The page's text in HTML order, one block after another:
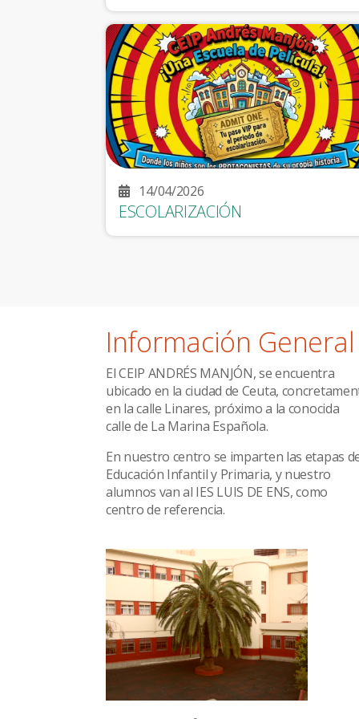
14/04/2026
ESCOLARIZACIÓN
Información General
El CEIP ANDRÉS MANJÓN, se encuentra
ubicado en la ciudad de Ceuta,
en la calle Linares, próximo a la conocida
calle de La Marina Española.
En nuestro centro se imparten las etapas
Educación Infantil y Primaria, y nuestro
alumnos van al IES LUIS DE ENS, como
centro de referencia.